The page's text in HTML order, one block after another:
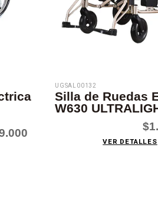
UGSAL00132
Silla de Ruedas
W630
VER DETALLES